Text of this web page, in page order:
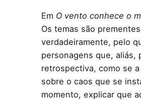
Em O vento conhece o
Os temas são
verdadeiramente, pelo
personagens que, aliás,
retrospectiva, como se
sobre o caos que se
momento, explicar que